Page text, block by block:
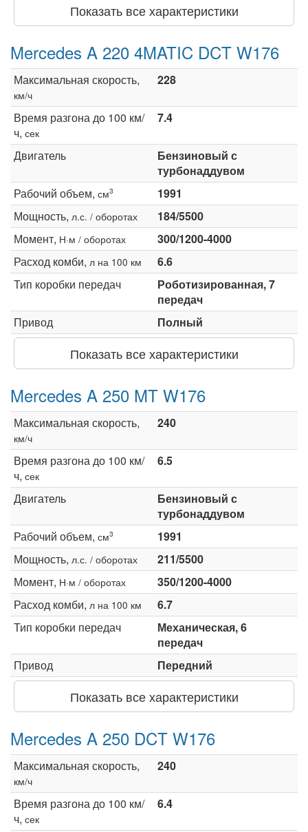
Показать все характеристики
Mercedes A 220 4MATIC DCT W176
Максимальная скорость,
км/ч
228
Время разгона до 100 км/
ч, сек
7.4
Двигатель
Бензиновый с
турбонаддувом
Рабочий объем, см3
1991
Мощность, л.с. / оборотах
184/5500
Момент, Н·м / оборотах
300/1200-4000
Расход комби, л на 100 км
6.6
Тип коробки передач
Роботизированная, 7
передач
Привод
Полный
Показать все характеристики
Mercedes A 250 MT W176
Максимальная скорость,
км/ч
240
Время разгона до 100 км/
ч, сек
6.5
Двигатель
Бензиновый с
турбонаддувом
Рабочий объем, см3
1991
Мощность, л.с. / оборотах
211/5500
Момент, Н·м / оборотах
350/1200-4000
Расход комби, л на 100 км
6.7
Тип коробки передач
Механическая, 6
передач
Привод
Передний
Показать все характеристики
Mercedes A 250 DCT W176
Максимальная скорость,
км/ч
240
Время разгона до 100 км/
ч, сек
6.4